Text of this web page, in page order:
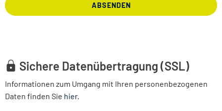
ABSENDEN
Sichere Datenübertragung (SSL)
Informationen zum Umgang mit Ihren personenbezogenen
Daten finden Sie hier.